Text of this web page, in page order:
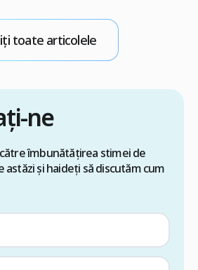
toate articolele
ne
îmbunătățirea stimei de
astăzi și haideți să discutăm cum